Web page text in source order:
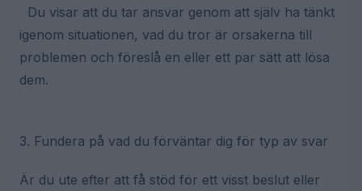
Du visar att du tar ansvar genom att själv ha tänkt
igenom situationen, vad du tror är orsakerna till
problemen och föreslå en eller ett par sätt att lösa
dem.
3. Fundera på vad du förväntar dig för typ av svar
Är du ute efter att få stöd för ett visst beslut eller